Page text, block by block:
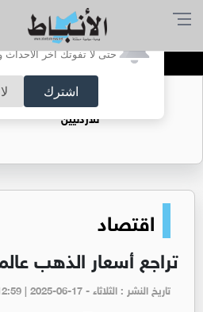
أترغب في تفعيل
حتى لا تفوتك آخر الأحداث
اشترك
حقل الريشة حين
للأردنيين
اقتصاد
تراجع أسعار الذهب
تاريخ النشر : الثلاثاء - pm 12:59 | 2025-06-17